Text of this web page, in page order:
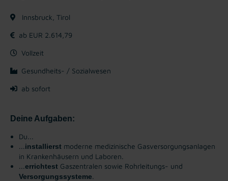
Innsbruck, Tirol
ab EUR 2.614,79
Vollzeit
Gesundheits- / Sozialwesen
ab sofort
Deine Aufgaben:
Du...
installierst moderne medizinische Gasversorgungsanlagen
in Krankenhäusern und Laboren.
errichtest Gaszentralen sowie Rohrleitungs- und
Versorgungssysteme